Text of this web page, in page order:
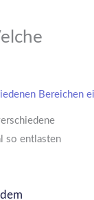
so entlasten